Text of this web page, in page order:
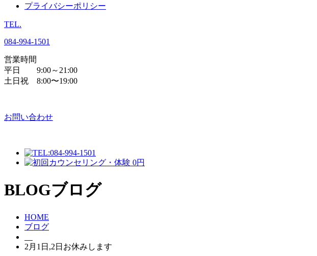
プライバシーポリシー
TEL.
084-994-1501
営業時間
平日 9:00～21:00
土日祝 8:00〜19:00
お問い合わせ
BLOGブログ
HOME
ブログ
2月1日,2日お休みします